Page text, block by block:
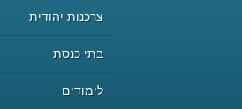
צרכנות יהודית
בתי כנסת
לימודים